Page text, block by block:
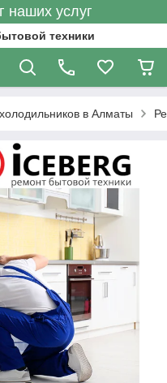
наших услуг
техники
в Алматы